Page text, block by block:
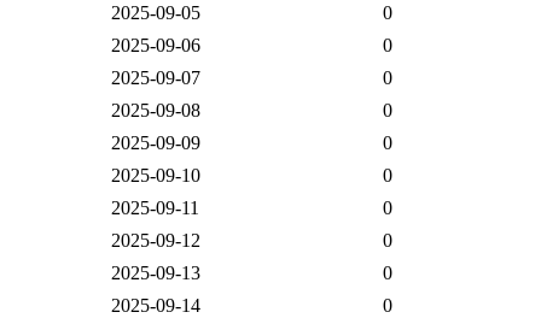
2025-09-05
0
2025-09-06
0
2025-09-07
0
2025-09-08
0
2025-09-09
0
2025-09-10
0
2025-09-11
0
2025-09-12
0
2025-09-13
0
2025-09-14
0